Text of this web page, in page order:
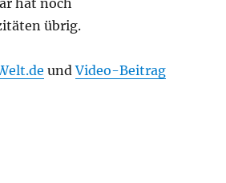
hat noch
übrig.
undVideo-Beitrag